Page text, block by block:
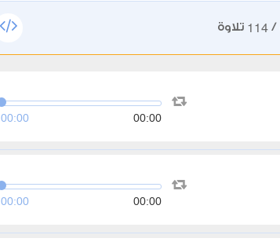
/
114 تلاوة
00:00 00:00
00:00 00:00